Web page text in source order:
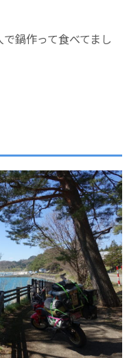
鍋作って食べてまし